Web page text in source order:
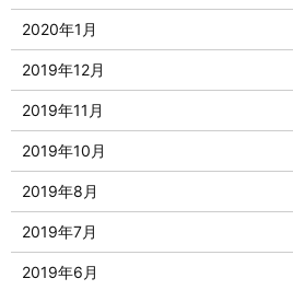
2020年1月
2019年12月
2019年11月
2019年10月
2019年8月
2019年7月
2019年6月